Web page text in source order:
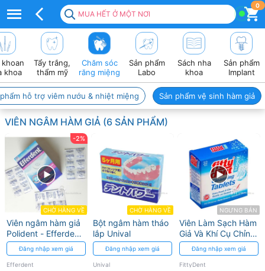
MUA HẾT Ở MỘT NƠI
0
Viên
ngâm
hàm
giả
–
Làm
sạch
nhanh,
diệt
khuẩn
và
khử
mùi
khoa
Tẩy trắng,
thẩm mỹ
Chăm sóc
răng miệng
Sản phẩm
Labo
Sách nha
khoa
Sản phẩm
Implant
hỗ trợ viêm nướu & nhiệt miệng Sản phẩm vệ sinh hàm giả
VIÊN NGÂM HÀM GIẢ (6 SẢN PHẨM)
-2%
CHỜ HÀNG VỀ
Viên ngâm hàm giả
Polident - Efferdent,
công nghệ kháng
khuẩn Mỹ
Đăng nhập xem giá
Efferdent
CHỜ HÀNG VỀ
Bột ngâm hàm tháo
lắp Unival
Đăng nhập xem giá
Unival
NGƯNG BÁN
Viên Làm Sạch Hàm
Giả Và Khí Cụ Chỉnh
Nha - Super
Cleansing Tablets
FittyDent
Đăng nhập xem giá
FittyDent